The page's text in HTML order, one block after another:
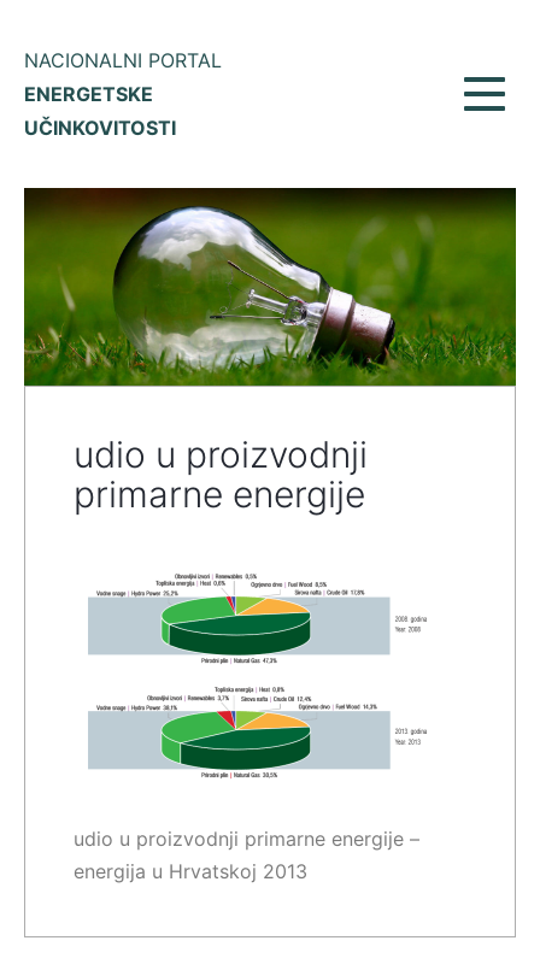
NACIONALNI PORTAL
ENERGETSKE
UČINKOVITOSTI
udio u proizvodnji
primarne energije
udio u proizvodnji primarne energije –
energija u Hrvatskoj 2013